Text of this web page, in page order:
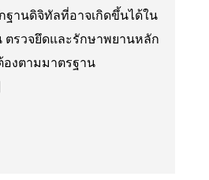
ฐานดิจิทัลที่อาจเกิดขึ้นได้ใน
ตรวจยึดและรักษาพยานหลัก
งตามมาตรฐาน